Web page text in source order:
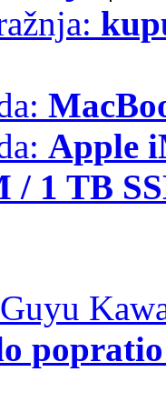
Apple
/ 1 TB